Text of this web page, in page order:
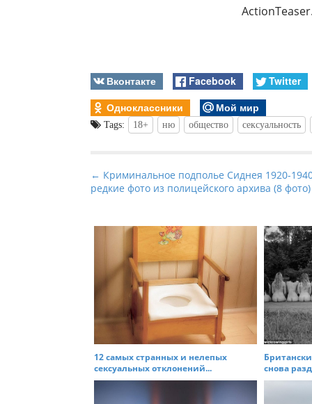
Вконтакте Facebook
Twitter
Одноклассники
Мой мир
Tags: 18+ ню общество сексуальность
P
o
t
v
g
o
← Криминальное подполье Сиднея 1920-
редкие фото из полицейского архива (8 фото)
12 самых странных и нелепых
сексуальных отклонений...
снова